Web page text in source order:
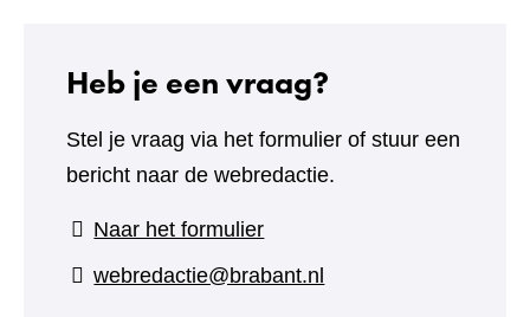
Heb je een vraag?
Stel je vraag via het formulier of stuur een
bericht naar de webredactie.
Naar het formulier(verwijst
naar
webredactie@brabant.nl